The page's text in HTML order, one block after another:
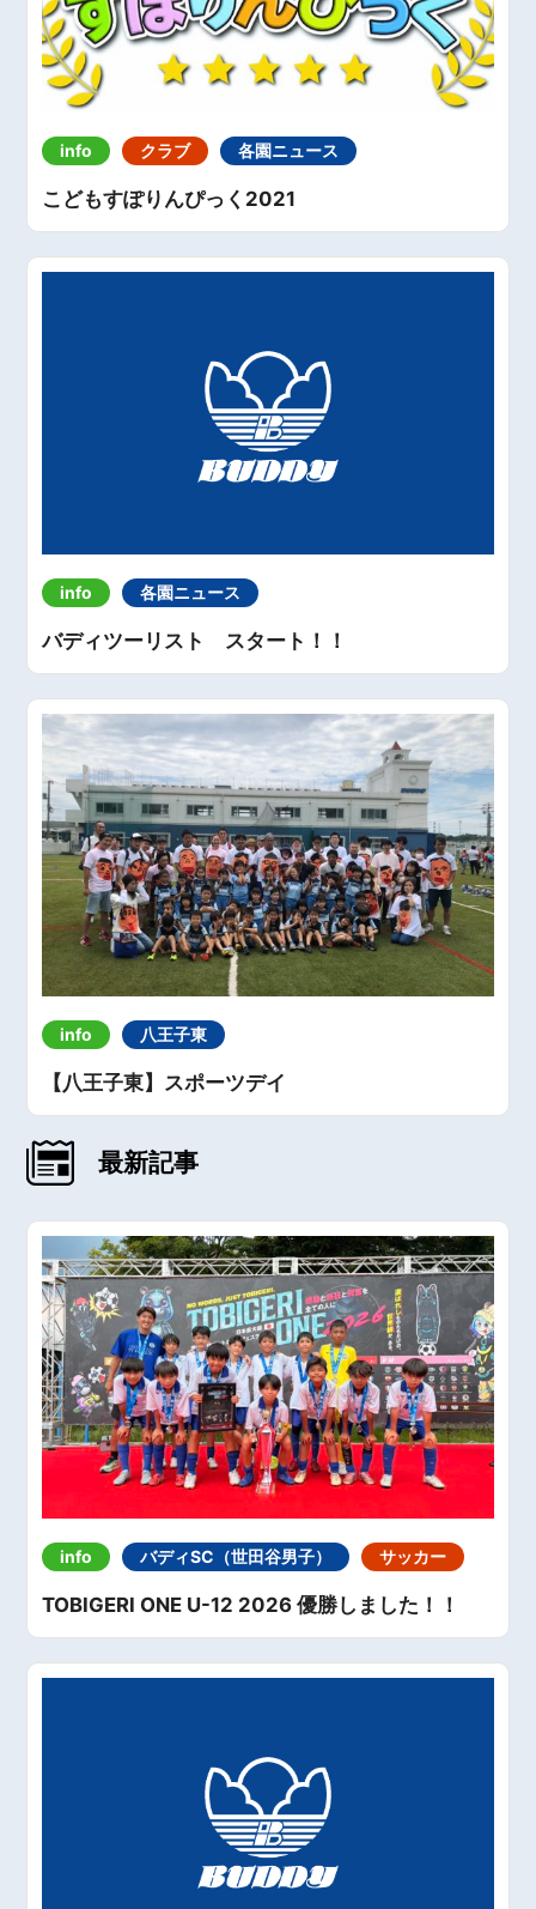
info クラブ 各園ニュース
こどもすぽりんぴっく2021
info 各園ニュース
バディツーリスト スタート！！
info 八王子東
【八王子東】スポーツデイ
最新記事
info バディSC（世田谷男子） サッカー
TOBIGERI ONE U-12 2026 優勝しました！！